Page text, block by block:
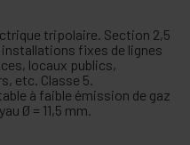
tripolaire. Section 2,5
installations fixes de lignes
locaux publics,
etc. Classe 5.
à faible émission de gaz
Ø = 11,5 mm.